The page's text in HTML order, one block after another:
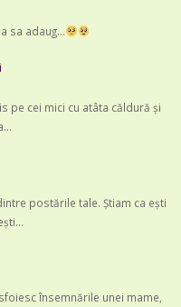
sa adaug...
pe cei mici cu atâta căldură și
postările tale. Știam ca ești
însemnările unei mame,